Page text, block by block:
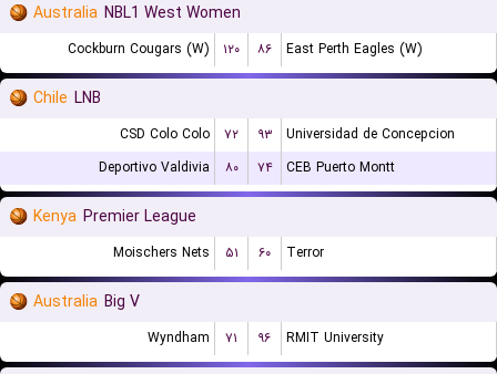
Australia NBL1 West Women
Cockburn Cougars (W) ۱۲۰ ۸۶ East Perth Eagles (W)
Chile LNB
CSD Colo Colo ۷۲ ۹۳
Universidad de Concepcion
Deportivo Valdivia
۸۰ ۷۴ CEB Puerto Montt
Kenya Premier League
Moischers Nets ۵۱ ۶۰ Terror
Australia Big V
Wyndham ۷۱ ۹۶ RMIT University